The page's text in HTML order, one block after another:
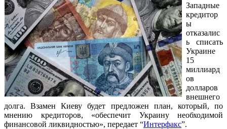
Западные
кредитор
ы
отказалис
ь списать
Украине
15
миллиард
ов
долларов
внешнего
долга. Взамен Киеву будет предложен план, который, по
мнению кредиторов, «обеспечит Украину необходимой
финансовой ликвидностью», передает “Интерфакс”.